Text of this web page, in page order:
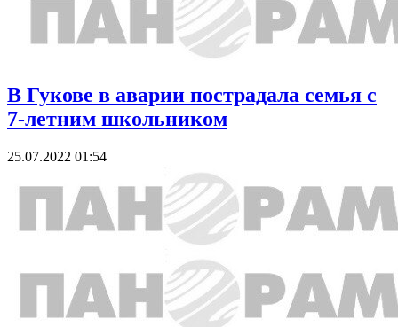
В Гукове в аварии пострадала семья с
7-летним школьником
25.07.2022 01:54